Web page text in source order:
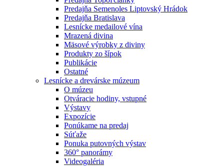
Predajňa Semenoles Liptovský Hrádok
Predajňa Bratislava
Lesnícke medailové vína
Mrazená divina
Mäsové výrobky z diviny
Produkty zo šípok
Publikácie
Ostatné
Lesnícke a drevárske múzeum
O múzeu
Otváracie hodiny, vstupné
Výstavy
Expozície
Ponúkame na predaj
Súťaže
Ponuka putovných výstav
360° panorámy
Videogaléria